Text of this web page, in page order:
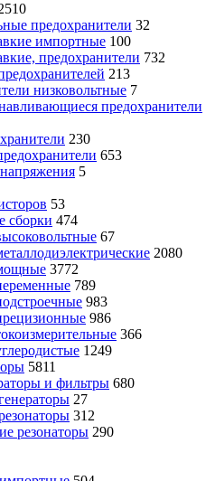
предохранители 32
импортные 100
предохранители 732
213
низковольтные 7
предохранители
230
653
5
53
сборки 474
67
2080
3772
789
983
986
366
1249
5811
и фильтры 680
27
312
резонаторы 290